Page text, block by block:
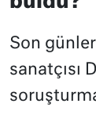
Son
sanatçısı